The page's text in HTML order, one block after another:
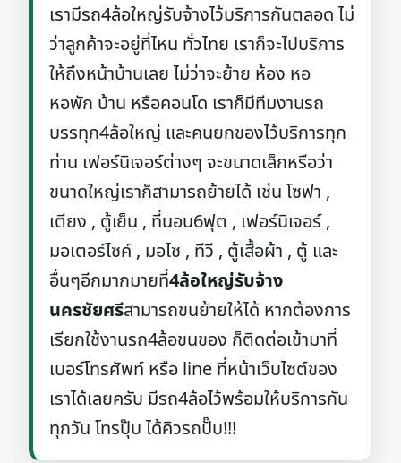
เรามีรถ4ล้อใหญ่รับจ้างไว้บริการกันตลอด ไม่
ว่าลูกค้าจะอยู่ที่ไหน ทั่วไทย เราก็จะไปบริการ
ให้ถึงหน้าบ้านเลย ไม่ว่าจะย้าย ห้อง หอ
หอพัก บ้าน หรือคอนโด เราก็มีทีมงานรถ
บรรทุก4ล้อใหญ่ และคนยกของไว้บริการทุก
ท่าน เฟอร์นิเจอร์ต่างๆ จะขนาดเล็กหรือว่า
ขนาดใหญ่เราก็สามารถย้ายได้ เช่น โซฟา ,
เตียง , ตู้เย็น , ที่นอน6ฟุต , เฟอร์นิเจอร์ ,
มอเตอร์ไซค์ , มอไซ , ทีวี , ตู้เสื้อผ้า , ตู้ และ
อื่นๆอีกมากมายที่4ล้อใหญ่รับจ้าง
นครชัยศรีสามารถขนย้ายให้ได้ หากต้องการ
เรียกใช้งานรถ4ล้อขนของ ก็ติดต่อเข้ามาที่
เบอร์โทรศัพท์ หรือ line ที่หน้าเว็บไซต์ของ
เราได้เลยครับ มีรถ4ล้อไว้พร้อมให้บริการกัน
ทุกวัน โทรปุ๊บ ได้คิวรถปั๊บ!!!